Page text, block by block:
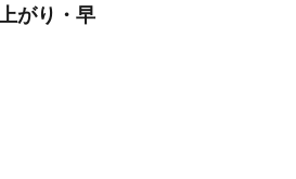
がり・早